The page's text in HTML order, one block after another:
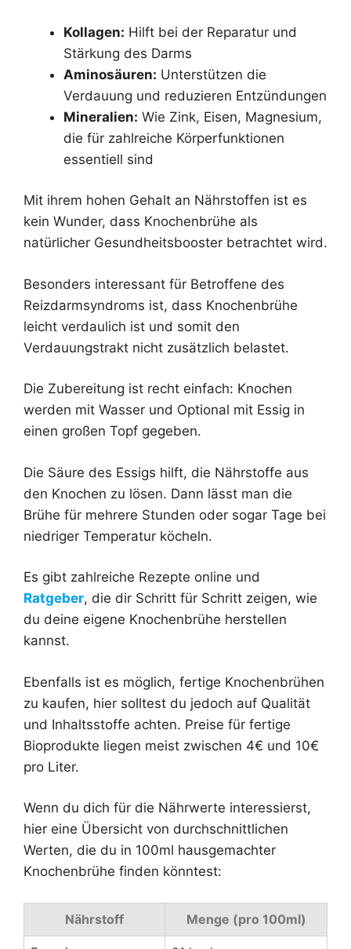
Kollagen: Hilft bei der Reparatur und
Stärkung des Darms
Aminosäuren: Unterstützen die
Verdauung und reduzieren Entzündungen
Mineralien: Wie Zink, Eisen, Magnesium,
die für zahlreiche Körperfunktionen
essentiell sind
Mit ihrem hohen Gehalt an Nährstoffen ist es
kein Wunder, dass Knochenbrühe als
natürlicher Gesundheitsbooster betrachtet wird.
Besonders interessant für Betroffene des
Reizdarmsyndroms ist, dass Knochenbrühe
leicht verdaulich ist und somit den
Verdauungstrakt nicht zusätzlich belastet.
Die Zubereitung ist recht einfach: Knochen
werden mit Wasser und Optional mit Essig in
einen großen Topf gegeben.
Die Säure des Essigs hilft, die Nährstoffe aus
den Knochen zu lösen. Dann lässt man die
Brühe für mehrere Stunden oder sogar Tage bei
niedriger Temperatur köcheln.
Es gibt zahlreiche Rezepte online und
Ratgeber, die dir Schritt für Schritt zeigen, wie
du deine eigene Knochenbrühe herstellen
kannst.
Ebenfalls ist es möglich, fertige Knochenbrühen
zu kaufen, hier solltest du jedoch auf Qualität
und Inhaltsstoffe achten. Preise für fertige
Bioprodukte liegen meist zwischen 4€ und 10€
pro Liter.
Wenn du dich für die Nährwerte interessierst,
hier eine Übersicht von durchschnittlichen
Werten, die du in 100ml hausgemachter
Knochenbrühe finden könntest:
Nährstoff Menge (pro 100ml)